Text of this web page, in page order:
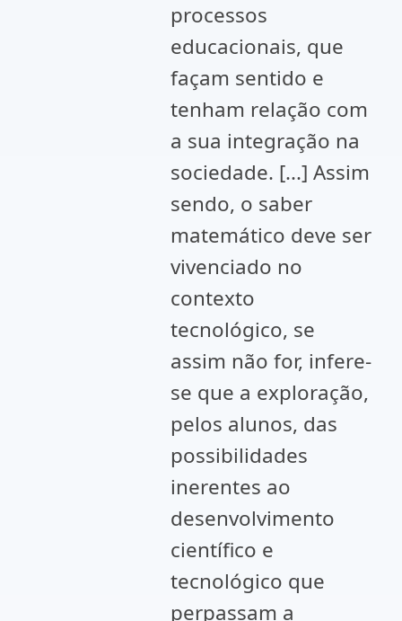
processos
educacionais, que
façam sentido e
tenham relação com
a sua integração na
sociedade. [...] Assim
sendo, o saber
matemático deve ser
vivenciado no
contexto
tecnológico, se
assim não for, infere-
se que a exploração,
pelos alunos, das
possibilidades
inerentes ao
desenvolvimento
científico e
tecnológico que
perpassam a